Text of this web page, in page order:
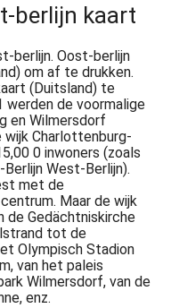
berlijn kaart
berlijn. Oost-berlijn
om af te drukken.
(Duitsland) te
werden de voormalige
en Wilmersdorf
Charlottenburg-
0 inwoners (zoals
West-Berlijn).
met de
Maar de wijk
de Gedächtniskirche
tot de
Olympisch Stadion
van het paleis
Wilmersdorf, van de
enz.